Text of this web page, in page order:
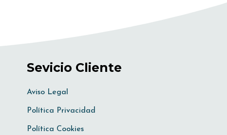
Sevicio Cliente
Aviso Legal
Política Privacidad
Política Cookies